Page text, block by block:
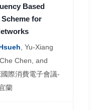
Based
for
, Yu-Xiang
Chen, and
際消費電子會議-
蘭